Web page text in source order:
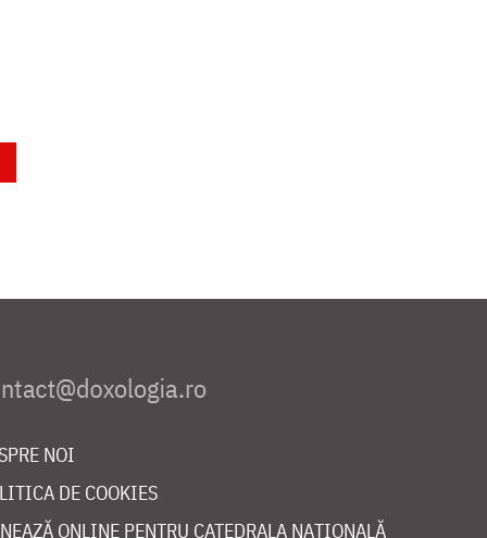
NOI
DE COOKIES
ONLINE PENTRU CATEDRALA NAȚIONALĂ